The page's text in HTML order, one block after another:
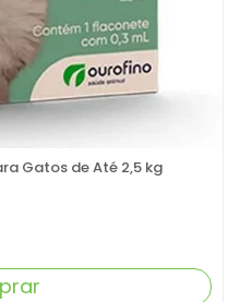
Gatos de Até 2,5 kg